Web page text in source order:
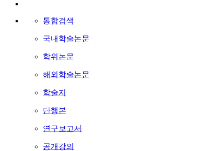
통합검색
국내학술논문
학위논문
해외학술논문
학술지
단행본
연구보고서
공개강의